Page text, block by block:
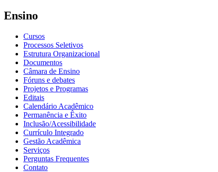
Ensino
Cursos
Processos Seletivos
Estrutura Organizacional
Documentos
Câmara de Ensino
Fóruns e debates
Projetos e Programas
Editais
Calendário Acadêmico
Permanência e Êxito
Inclusão/Acessibilidade
Currículo Integrado
Gestão Acadêmica
Serviços
Perguntas Frequentes
Contato